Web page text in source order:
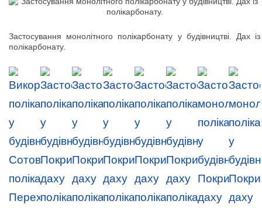
Застосування монолітного полікарбонату у будівництві. Дах із
полікарбонату.